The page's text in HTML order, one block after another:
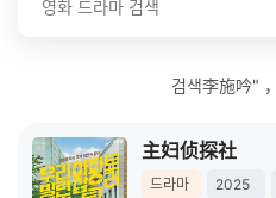
검색李施吟" ，
主妇侦探社
드라마 2025